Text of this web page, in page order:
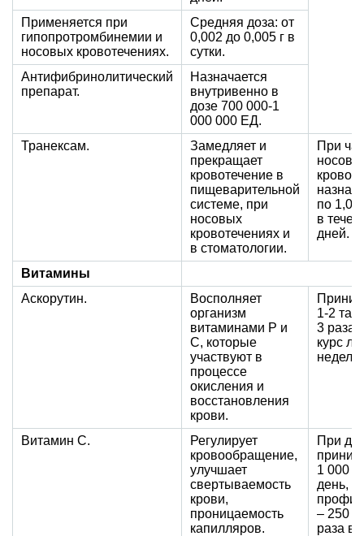
Применяется при
гипопротромбинемии и
носовых кровотечениях.
Средняя доза: от
0,002 до 0,005 г в
сутки.
Антифибринолитический
препарат.
Назначается
внутривенно в
дозе 700 000-1
000 000 ЕД.
Транексам.
Замедляет и
прекращает
кровотечение в
пищеварительной
системе, при
носовых
кровотечениях и
в стоматологии.
При
по 1,0
в
дней.
Витамины
Аскорутин.
Восполняет
организм
витаминами Р и
С, которые
участвуют в
процессе
окисления и
восстановления
крови.
1-2
3 раза
курс
недели.
Витамин С.
Регулирует
кровообращение,
улучшает
свертываемость
крови,
проницаемость
капилляров.
При
1 000
день,
– 250
раза в